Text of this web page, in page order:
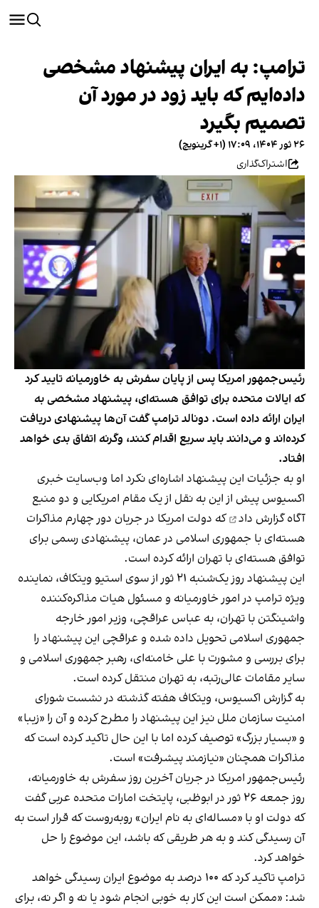
ترامپ: به ایران پیشنهاد مشخصی
داده‌ایم که باید زود در مورد آن
تصمیم بگیرد
۲۶ ثور ۱۴۰۴، ۱۷:۰۹ (‎+۱ گرینویچ)
اشتراک‌گذاری
رئیس‌جمهور امریکا پس از پایان سفرش به خاورمیانه تایید کرد
که ایالات متحده برای توافق هسته‌ای، پیشنهاد مشخصی به
ایران ارائه داده است. دونالد ترامپ گفت آن‌ها پیشنهادی دریافت
کرده‌اند و می‌دانند باید سریع اقدام کنند، وگرنه اتفاق بدی خواهد
افتاد.
او به جزئیات این پیشنهاد اشاره‌ای نکرد اما وب‌سایت خبری
اکسیوس پیش از این به نقل از یک مقام امریکایی و دو منبع
آگاهگزارش داد
که دولت امریکا در جریان دور چهارم مذاکرات
هسته‌ای با جمهوری اسلامی در عمان، پیشنهادی رسمی برای
توافق هسته‌ای با تهران ارائه کرده است.
این پیشنهاد روز یک‌شنبه ۲۱ ثور از سوی استیو ویتکاف، نماینده
ویژه ترامپ در امور خاورمیانه و مسئول هیات مذاکره‌کننده
واشینگتن با تهران، به عباس عراقچی، وزیر امور خارجه
جمهوری اسلامی تحویل داده شده و عراقچی این پیشنهاد را
برای بررسی و مشورت با علی خامنه‌ای، رهبر جمهوری اسلامی و
سایر مقامات عالی‌رتبه، به تهران منتقل کرده است.
به گزارش اکسیوس، ویتکاف هفته گذشته در نشست شورای
امنیت سازمان ملل نیز این پیشنهاد را مطرح کرده و آن را «زیبا»
و «بسیار بزرگ» توصیف کرده اما با این حال تاکید کرده است که
مذاکرات همچنان «نیازمند پیشرفت» است.
رئیس‌جمهور امریکا در جریان آخرین روز سفرش به خاورمیانه،
روز جمعه ۲۶ ثور در ابوظبی، پایتخت امارات متحده عربی گفت
که دولت او با «مساله‌ای به نام ایران» روبه‌روست که قرار است به
آن رسیدگی کند و به هر طریقی که باشد، این موضوع را حل
خواهد کرد.
ترامپ تاکید کرد که ۱۰۰ درصد به موضوع ایران رسیدگی خواهد
شد: «ممکن است این کار به خوبی انجام شود یا نه و اگر نه، برای